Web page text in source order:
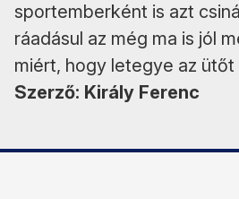
sportemberként is azt
ráadásul az még ma is jól
miért, hogy letegye az ütőt
Szerző: Király Ferenc